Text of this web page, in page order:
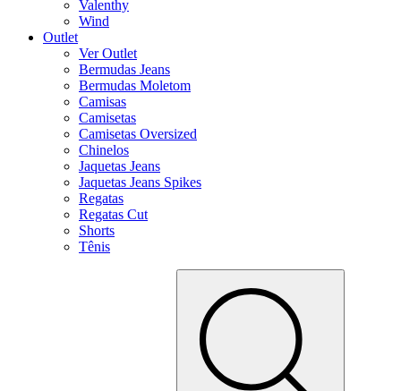
Valenthy
Wind
Outlet
Ver Outlet
Bermudas Jeans
Bermudas Moletom
Camisas
Camisetas
Camisetas Oversized
Chinelos
Jaquetas Jeans
Jaquetas Jeans Spikes
Regatas
Regatas Cut
Shorts
Tênis